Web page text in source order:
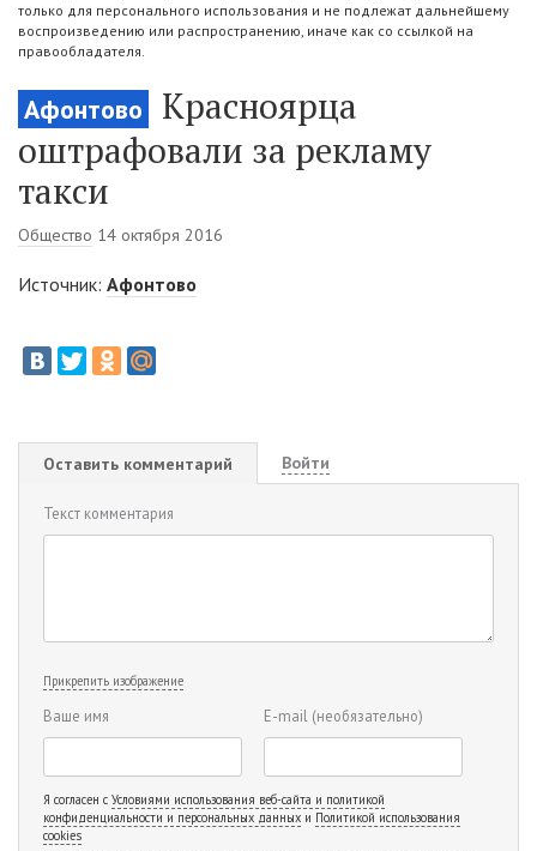
только для персонального использования и не подлежат дальнейшему
воспроизведению или распространению, иначе как со ссылкой на
правообладателя.
Афонтово
Красноярца
оштрафовали за рекламу
такси
Общество 14 октября 2016
Источник: Афонтово
Оставить комментарий Войти
Текст комментария
Прикрепить изображение
Ваше имя E-mail (необязательно)
Я согласен с Условиями использования веб-сайта и политикой
конфиденциальности и персональных данных и Политикой использования
cookies